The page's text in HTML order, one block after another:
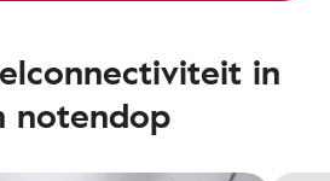
in
notendop